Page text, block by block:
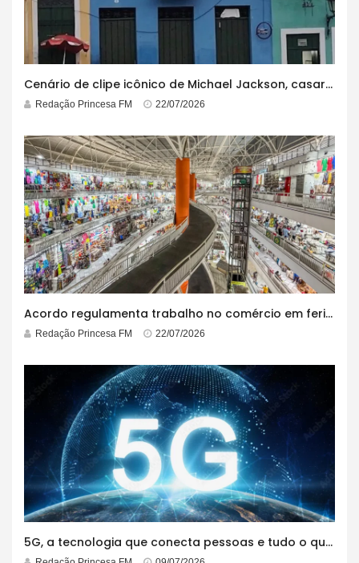
Cenário de clipe icônico de Michael Jackson, casarão azul no centro do Pelourinho enfrenta ordem de desocupação
Redação Princesa FM 22/07/2026
Acordo regulamenta trabalho no comércio em feriados
Redação Princesa FM 22/07/2026
5G, a tecnologia que conecta pessoas e tudo o que está ao redor